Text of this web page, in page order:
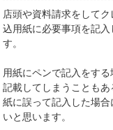
店頭や資料請求をして
込用紙に必要事項を記
す。
用紙にペンで記入をす
記載してしまうことも
紙に誤って記入した場
いと思います。